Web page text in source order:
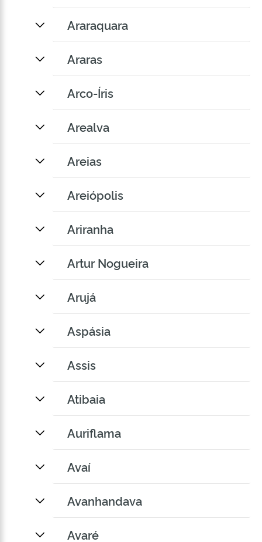
Araraquara
Araras
Arco-Íris
Arealva
Areias
Areiópolis
Ariranha
Artur Nogueira
Arujá
Aspásia
Assis
Atibaia
Auriflama
Avaí
Avanhandava
Avaré